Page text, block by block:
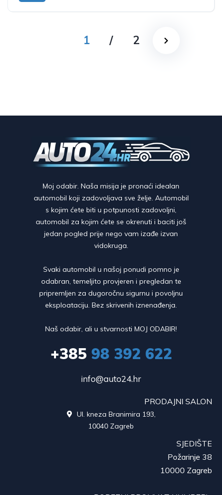
1 / 2
Moj odabir. Naša misija je pronaći idealan
automobil koji zadovoljava sve želje. Automobil
s kojim ćete biti u potpunosti zadovoljni,
automobil za kojim ćete se okrenuti i baciti još
jedan pogled prije nego vam izađe izvan
vidokruga.
Svaki automobil u našoj ponudi pomno je
odabran, temeljito provjeren i pregledan te
pripremljen za dugoročnu sigurnu i povoljnu
eksploataciju. Bez skrivenih iznenađenja.
Naš odabir, ali u stvarnosti MOJ ODABIR!
+38598 392 622
info@auto24.hr
PRODAJNI SALON
Ul. kneza Branimira 193,
10040 Zagreb
SJEDIŠTE
Požarinje 38
10000 Zagreb